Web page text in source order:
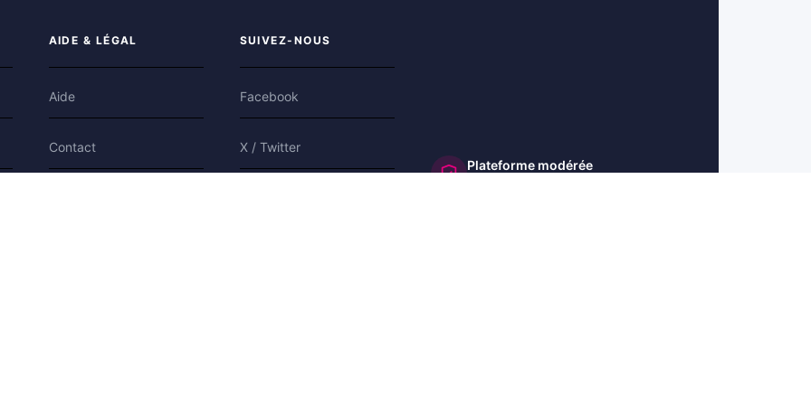
AIDE & LÉGAL
Aide
Contact
SUIVEZ-NOUS
Facebook
X / Twitter
Plateforme modérée